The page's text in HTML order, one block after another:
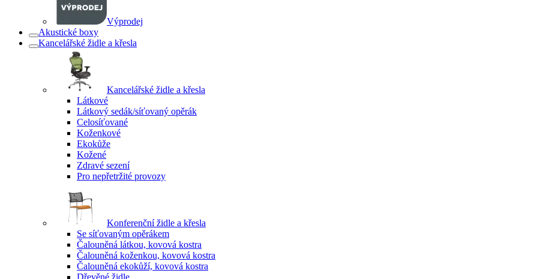
Výprodej
Akustické boxy
Kancelářské židle a křesla
Kancelářské židle a křesla
Látkové
Látkový sedák/síťovaný opěrák
Celosíťované
Koženkové
Ekokůže
Kožené
Zdravé sezení
Pro nepřetržité provozy
Konferenční židle a křesla
Se síťovaným opěrákem
Čalouněná látkou, kovová kostra
Čalouněná koženkou, kovová kostra
Čalouněná ekokůží, kovová kostra
Dřevěné židle